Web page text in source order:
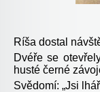
Ríša dostal
Dvéře se
husté černé
Svědomí: „Jsi